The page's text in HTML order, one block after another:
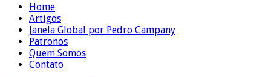
Home
Artigos
Janela Global por Pedro Campany
Patronos
Quem Somos
Contato